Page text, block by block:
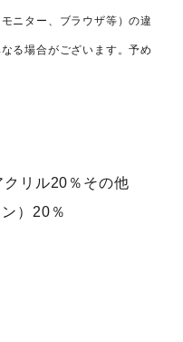
ニター、ブラウザ等）の違
る場合がございます。予め
リル20％その他
）20％